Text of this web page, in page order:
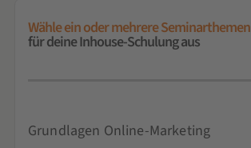
Wähle ein oder mehrere Seminarthemen
für deine Inhouse-Schulung aus
Grundlagen Online-Marketing